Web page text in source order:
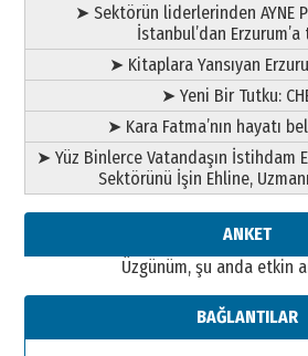
➤ Sektörün liderlerinden AYNE
İstanbul’dan Erzurum’a
➤ Kitaplara Yansıyan
➤ Yeni Bir Tutku:
➤ Kara Fatma’nın hayatı
➤ Yüz Binlerce Vatandaşın İstihdam
Sektörünü İşin Ehline,
ANKET
Üzgünüm, şu anda etkin
BAĞLANTILAR